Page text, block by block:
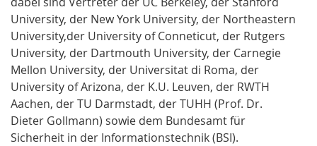
University, der New York University, der Northeastern
University,der University of Conneticut, der Rutgers
University, der Dartmouth University, der Carnegie
Mellon University, der Universitat di Roma, der
University of Arizona, der K.U. Leuven, der RWTH
Aachen, der TU Darmstadt, der TUHH (Prof. Dr.
Dieter Gollmann) sowie dem Bundesamt für
Sicherheit in der Informationstechnik (BSI).